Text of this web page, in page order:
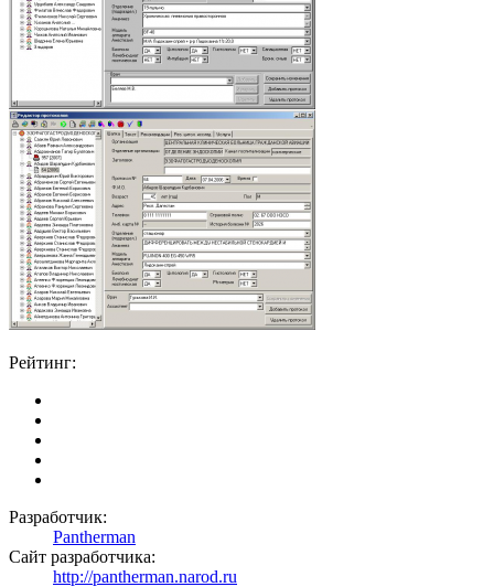
Рейтинг:
Разработчик:
Pantherman
Сайт разработчика:
http://pantherman.narod.ru